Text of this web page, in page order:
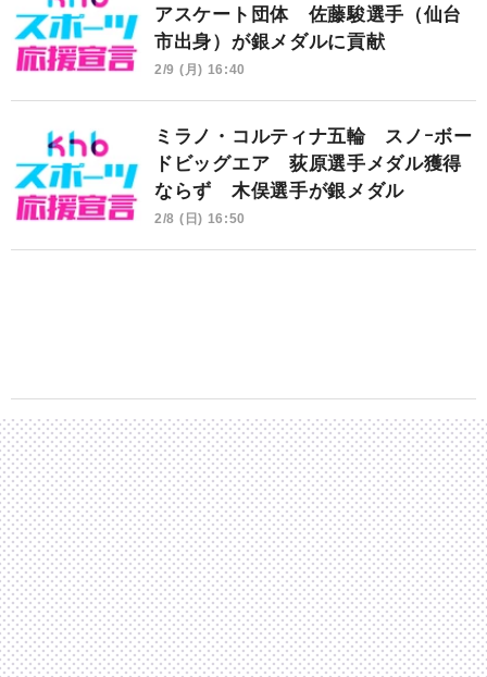
アスケート団体 佐藤駿選手（仙台
市出身）が銀メダルに貢献
2/9 (月) 16:40
ミラノ・コルティナ五輪 スノｰボー
ドビッグエア 荻原選手メダル獲得
ならず 木俣選手が銀メダル
2/8 (日) 16:50